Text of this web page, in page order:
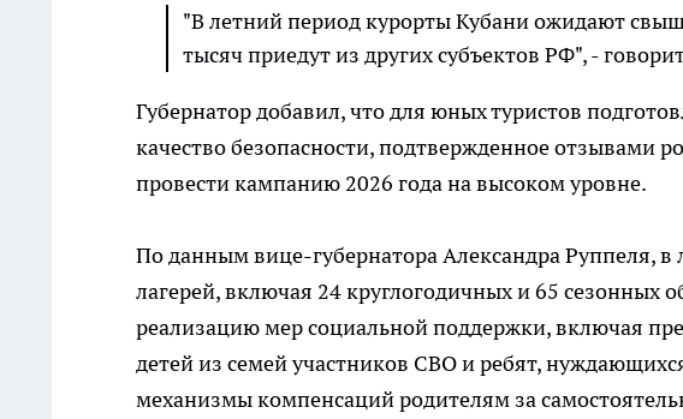
"В летний период курорты Кубани ожидают
тысяч приедут из других субъектов РФ", -
Губернатор добавил, что для юных туристов
качество безопасности, подтвержденное отзывами
провести кампанию 2026 года на высоком уровне.
По данным вице-губернатора Александра Руппеля, в
лагерей, включая 24 круглогодичных и 65 сезонных
реализацию мер социальной поддержки, включая
детей из семей участников СВО и ребят,
механизмы компенсаций родителям за